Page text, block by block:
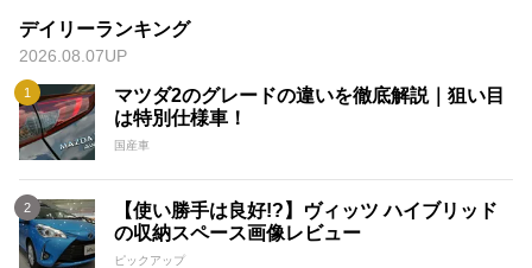
デイリーランキング
2026.08.07UP
マツダ2のグレードの違いを徹底解説｜狙い目
は特別仕様車！
国産車
【使い勝手は良好!?】ヴィッツ ハイブリッド
の収納スペース画像レビュー
ピックアップ